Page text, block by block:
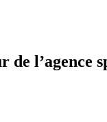
l’agence